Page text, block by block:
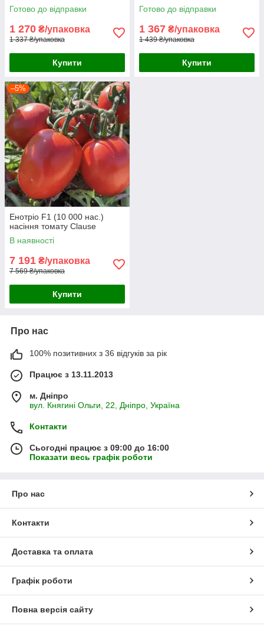
Готово до відправки
1 270 ₴/упаковка
1 337 ₴/упаковка
Купити
Готово до відправки
1 367 ₴/упаковка
1 439 ₴/упаковка
Купити
–5%
Енотріо F1 (10 000 нас.)
насіння томату Clause
В наявності
7 191 ₴/упаковка
7 569 ₴/упаковка
Купити
Про нас
100% позитивних з 36 відгуків за рік
Працює з 13.11.2013
м. Дніпро
вул. Княгині Ольги, 22, Дніпро, Україна
Контакти
Сьогодні працює з 09:00 до 16:00
Показати весь графік роботи
Про нас
Контакти
Доставка та оплата
Графік роботи
Повна версія сайту